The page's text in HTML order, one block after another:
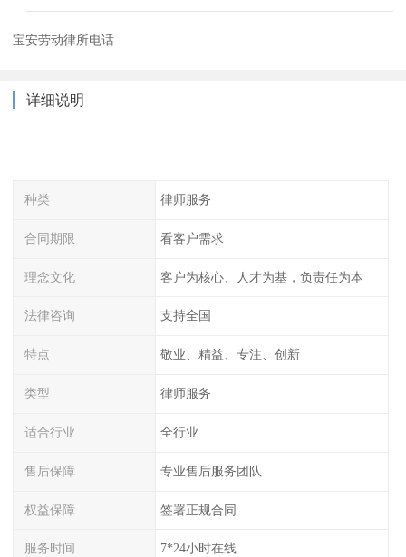
宝安劳动律所电话
详细说明
种类 律师服务
合同期限 看客户需求
理念文化 客户为核心、人才为基，负责任为本
法律咨询 支持全国
特点 敬业、精益、专注、创新
类型 律师服务
适合行业 全行业
售后保障 专业售后服务团队
权益保障 签署正规合同
服务时间 7*24小时在线